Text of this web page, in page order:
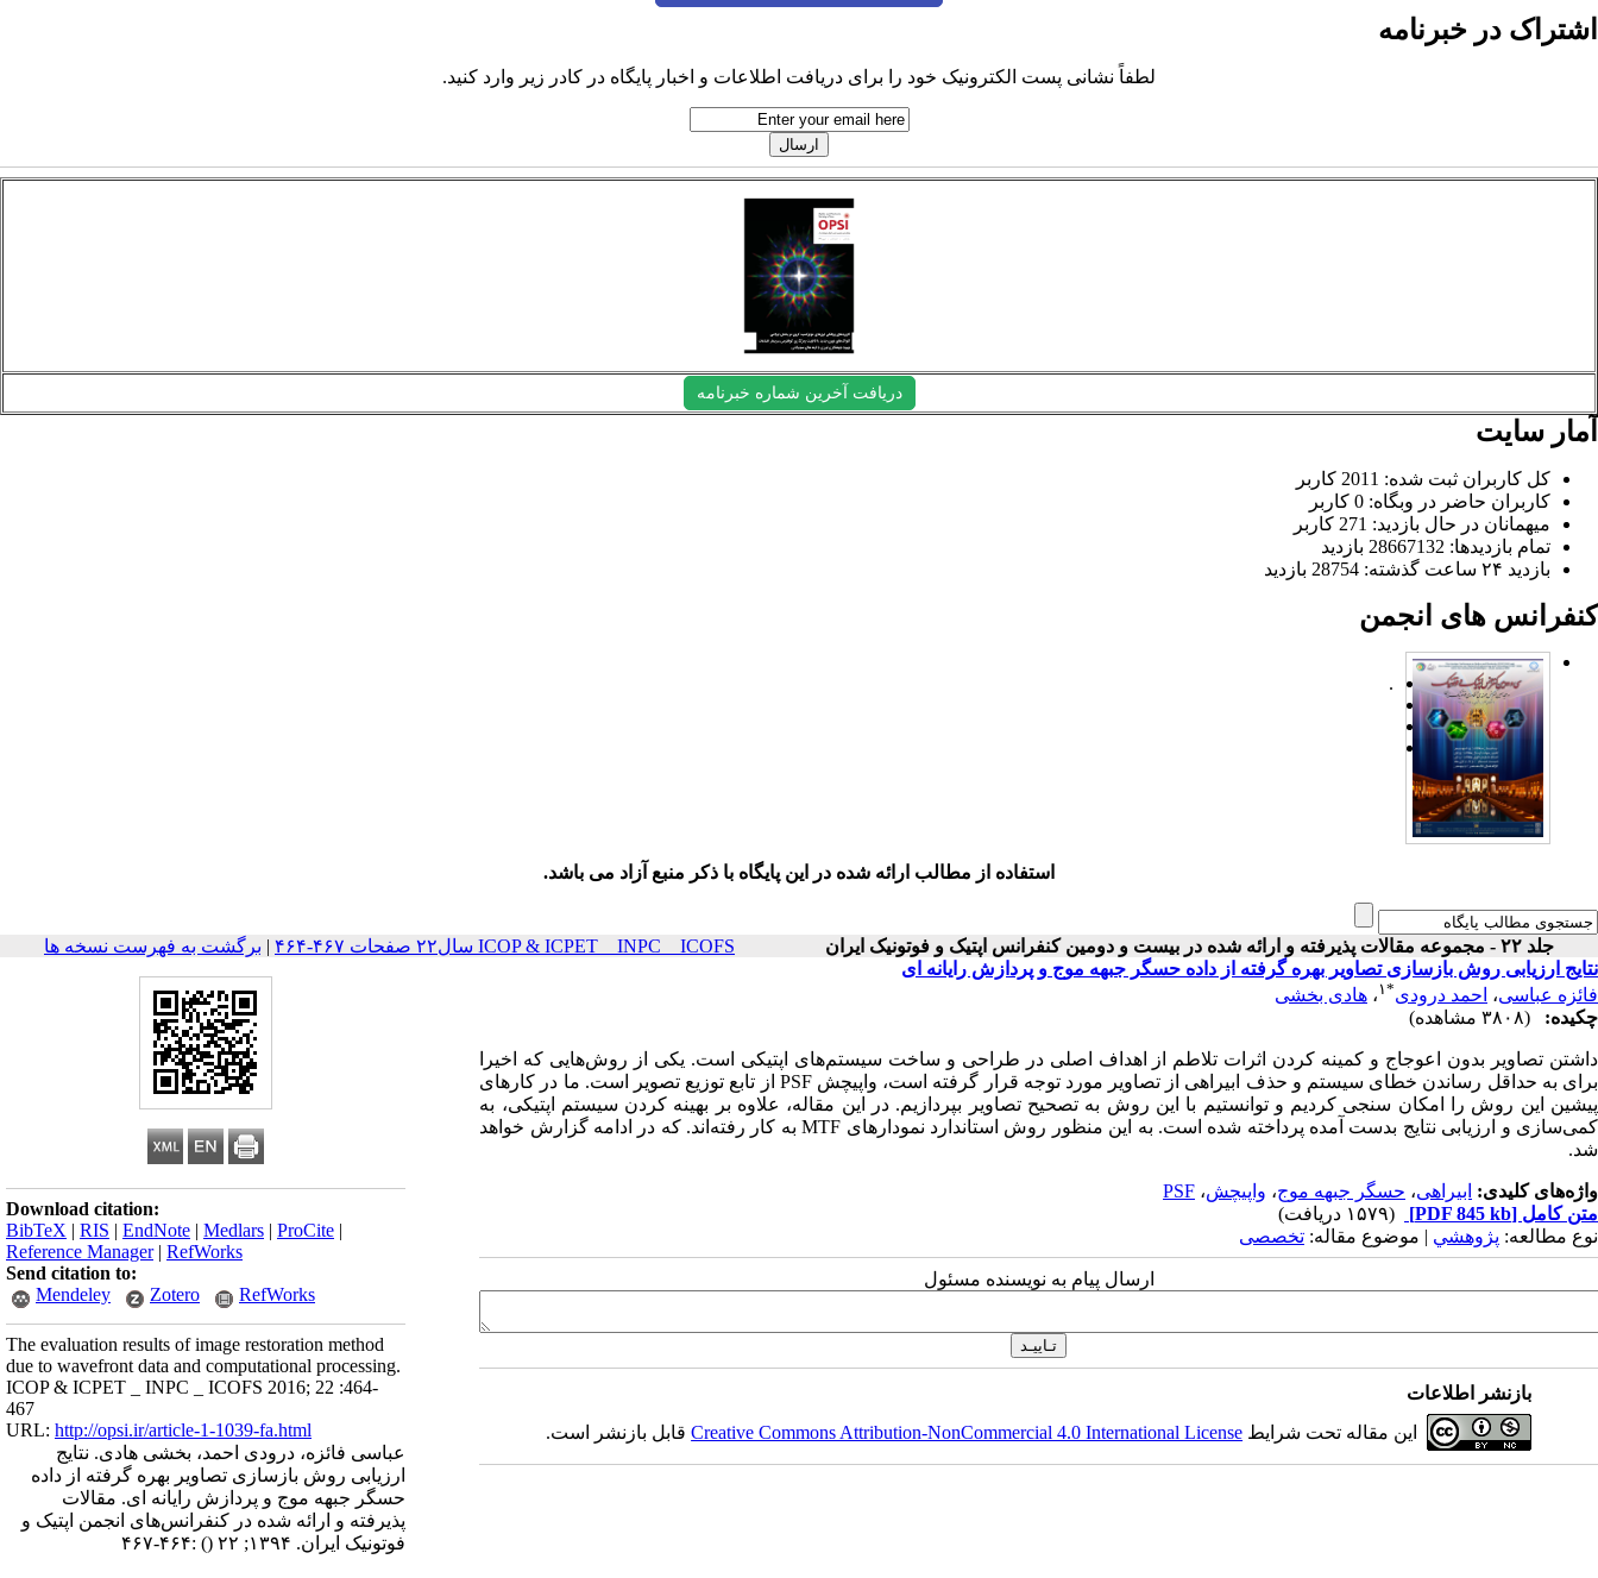
اشتراک در خبرنامه
لطفاً نشانی پست الکترونیک خود را برای دریافت اطلاعات و اخبار پایگاه در کادر زیر وارد کنید.
دریافت آخرین شماره خبرنامه
آمار سایت
کل کاربران ثبت شده: 2011 کاربر
کاربران حاضر در وبگاه: 0 کاربر
میهمانان در حال بازدید: 271 کاربر
تمام بازدید‌ها: 28667132 بازدید
بازدید ۲۴ ساعت گذشته: 28754 بازدید
کنفرانس های انجمن
.
استفاده از مطالب ارائه شده در این پایگاه با ذکر منبع آزاد می باشد.
جلد ۲۲ - مجموعه مقالات پذیرفته و ارائه شده در بیست و دومین کنفرانس اپتیک و فوتونیک ایران ICOP & ICPET _ INPC _ ICOFS سال۲۲ صفحات ۴۶۷-۴۶۴ | برگشت به فهرست نسخه ها
Download citation:
BibTeX | RIS | EndNote | Medlars | ProCite |
Reference Manager| RefWorks
Send citation to:
Mendeley
Zotero RefWorks
The evaluation results of image restoration method
due to wavefront data and computational processing.
ICOP & ICPET _ INPC _ ICOFS 2016; 22 :464-
467
URL: http://opsi.ir/article-1-1039-fa.html
عباسی فائزه، درودی احمد، بخشی هادی. نتایج
ارزیابی روش بازسازی تصاویر بهره گرفته از داده
حسگر جبهه موج و پردازش رایانه ای. مقالات
پذیرفته و ارائه شده در کنفرانس‌های انجمن اپتیک و
فوتونیک ایران. ۱۳۹۴; ۲۲
() :۴۶۴-۴۶۷
نتایج ارزیابی روش بازسازی تصاویر بهره گرفته از داده حسگر جبهه موج و پردازش رایانه ای
فائزه عباسی، احمد درودی*۱ ، هادی بخشی
چکیده:
(۳۸۰۸ مشاهده)
داشتن تصاویر بدون اعوجاج و کمینه کردن اثرات تلاطم از اهداف اصلی در طراحی و ساخت سیستم‌های اپتیکی است. یکی از روش‌هایی که اخیرا
برای به حداقل رساندن خطای سیستم و حذف ابیراهی از تصاویر مورد توجه قرار گرفته است، واپیچش PSF از تابع توزیع تصویر است. ما در کارهای
پیشین این روش را امکان سنجی کردیم و توانستیم با این روش به تصحیح تصاویر بپردازیم. در این مقاله، علاوه بر بهینه کردن سیستم اپتیکی، به
کمی‌سازی و ارزیابی نتایج بدست آمده پرداخته شده است. به این منظور روش ‌استاندارد نمودار‌های MTF به کار رفته‌اند. که در ادامه گزارش خواهد
شد.
واژه‌های کلیدی: ابیراهی، حسگر جبهه موج، واپیچش، PSF
متن کامل [PDF 845 kb]
(۱۵۷۹ دریافت)
نوع مطالعه: پژوهشي | موضوع مقاله: تخصصی
ارسال پیام به نویسنده مسئول
بازنشر اطلاعات
این مقاله تحت شرایط Creative Commons Attribution-NonCommercial 4.0 International Licenseقابل بازنشر است.